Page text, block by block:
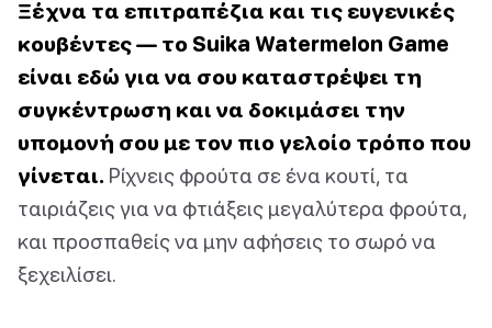
Ξέχνα τα επιτραπέζια και τις ευγενικές
κουβέντες — το Suika Watermelon Game
είναι εδώ για να σου καταστρέψει τη
συγκέντρωση και να δοκιμάσει την
υπομονή σου με τον πιο γελοίο τρόπο που
γίνεται. Ρίχνεις φρούτα σε ένα κουτί, τα
ταιριάζεις για να φτιάξεις μεγαλύτερα φρούτα,
και προσπαθείς να μην αφήσεις το σωρό να
ξεχειλίσει.